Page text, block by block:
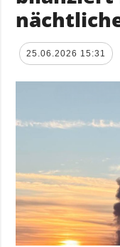
Politik
Wirtschaft
Militär
Sport
Notstand und
Notfälle
ZUSÄTZLICH
25.06.2026 15:31